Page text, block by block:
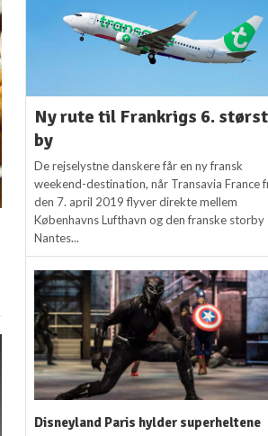
Ny rute til Frankrigs 6.
by
De rejselystne danskere får en ny fransk
weekend-destination, når Transavia France
den 7. april 2019 flyver direkte mellem
Københavns Lufthavn og den franske storby
Nantes...
Disneyland Paris hylder superheltene